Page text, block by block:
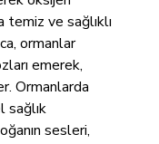
ve sağlıklı
ormanlar
emerek,
Ormanlarda
sağlık
sesleri,